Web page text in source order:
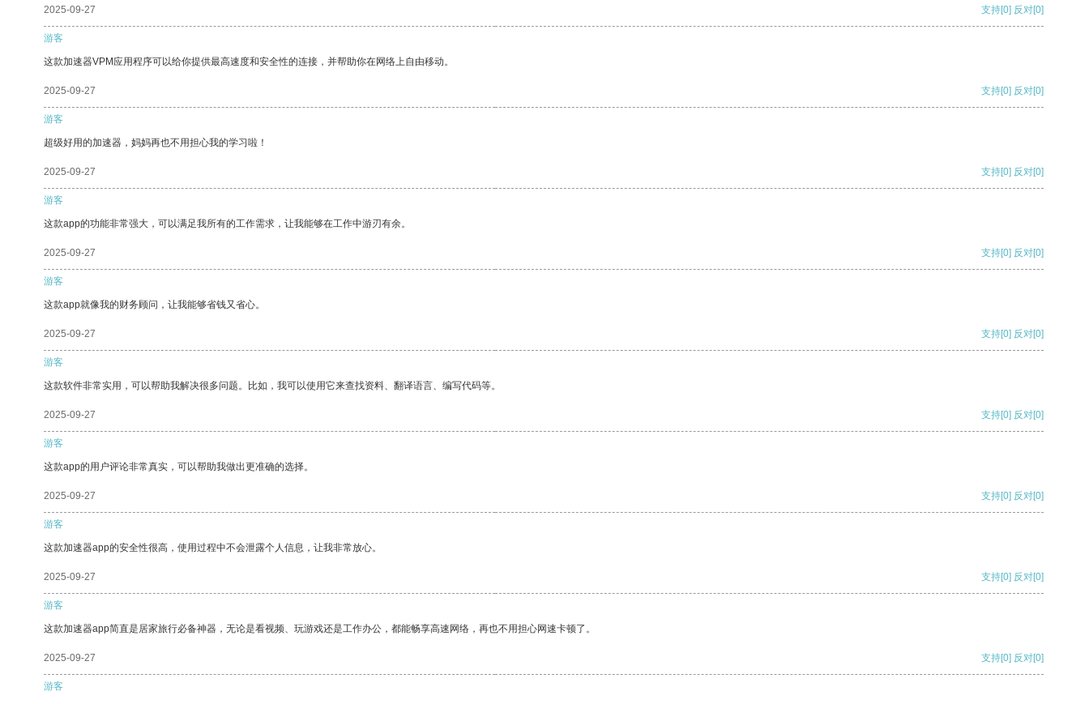
2025-09-27 支持[0] 反对[0]
游客
这款加速器VPM应用程序可以给你提供最高速度和安全性的连接，并帮助你在网络上自由移动。
2025-09-27 支持[0] 反对[0]
游客
超级好用的加速器，妈妈再也不用担心我的学习啦！
2025-09-27 支持[0] 反对[0]
游客
这款app的功能非常强大，可以满足我所有的工作需求，让我能够在工作中游刃有余。
2025-09-27 支持[0] 反对[0]
游客
这款app就像我的财务顾问，让我能够省钱又省心。
2025-09-27 支持[0] 反对[0]
游客
这款软件非常实用，可以帮助我解决很多问题。比如，我可以使用它来查找资料、翻译语言、编写代码等。
2025-09-27 支持[0] 反对[0]
游客
这款app的用户评论非常真实，可以帮助我做出更准确的选择。
2025-09-27 支持[0] 反对[0]
游客
这款加速器app的安全性很高，使用过程中不会泄露个人信息，让我非常放心。
2025-09-27 支持[0] 反对[0]
游客
这款加速器app简直是居家旅行必备神器，无论是看视频、玩游戏还是工作办公，都能畅享高速网络，再也不用担心网速卡顿了。
2025-09-27 支持[0] 反对[0]
游客